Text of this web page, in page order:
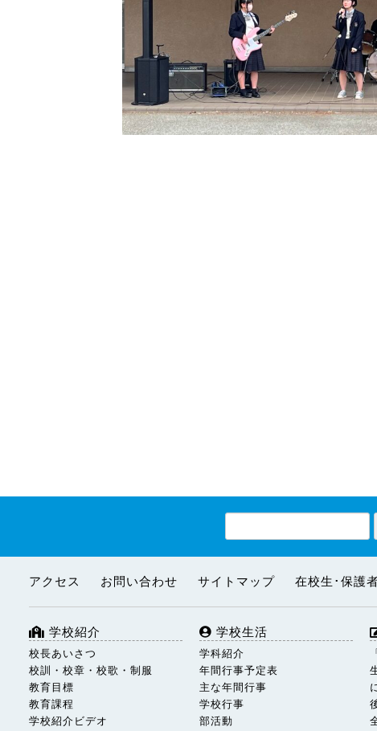
アクセス お問い合わせ サイトマップ 在校生･保護
学校紹介
校長あいさつ
校訓・校章・校歌・制服
教育目標
教育課程
学校紹介ビデオ
学校生活
学科紹介
年間行事予定表
主な年間行事
学校行事
部活動